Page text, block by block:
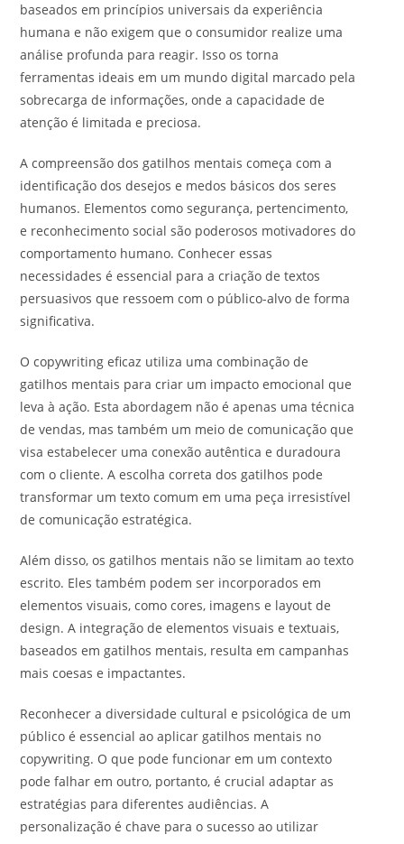
baseados em princípios universais da experiência
humana e não exigem que o consumidor realize uma
análise profunda para reagir. Isso os torna
ferramentas ideais em um mundo digital marcado pela
sobrecarga de informações, onde a capacidade de
atenção é limitada e preciosa.
A compreensão dos gatilhos mentais começa com a
identificação dos desejos e medos básicos dos seres
humanos. Elementos como segurança, pertencimento,
e reconhecimento social são poderosos motivadores do
comportamento humano. Conhecer essas
necessidades é essencial para a criação de textos
persuasivos que ressoem com o público-alvo de forma
significativa.
O copywriting eficaz utiliza uma combinação de
gatilhos mentais para criar um impacto emocional que
leva à ação. Esta abordagem não é apenas uma técnica
de vendas, mas também um meio de comunicação que
visa estabelecer uma conexão autêntica e duradoura
com o cliente. A escolha correta dos gatilhos pode
transformar um texto comum em uma peça irresistível
de comunicação estratégica.
Além disso, os gatilhos mentais não se limitam ao texto
escrito. Eles também podem ser incorporados em
elementos visuais, como cores, imagens e layout de
design. A integração de elementos visuais e textuais,
baseados em gatilhos mentais, resulta em campanhas
mais coesas e impactantes.
Reconhecer a diversidade cultural e psicológica de um
público é essencial ao aplicar gatilhos mentais no
copywriting. O que pode funcionar em um contexto
pode falhar em outro, portanto, é crucial adaptar as
estratégias para diferentes audiências. A
personalização é chave para o sucesso ao utilizar